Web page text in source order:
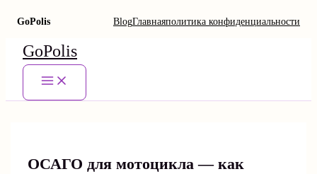
GoPolis BlogГлавнаяполитика конфиденциальности
Перейти
содержимому
GoPolis
Main
ОСАГО для мотоцикла — как